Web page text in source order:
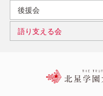
後援会
語り支える会